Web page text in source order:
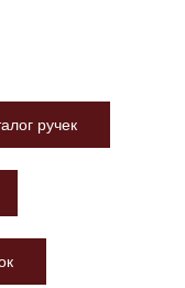
ручек